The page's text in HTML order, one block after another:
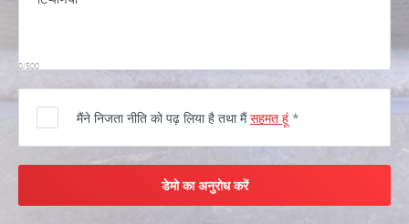
0/500
मैंने निजता नीति को पढ़ लिया है तथा मैंसहमत हूं *
डेमो का अनुरोध करें